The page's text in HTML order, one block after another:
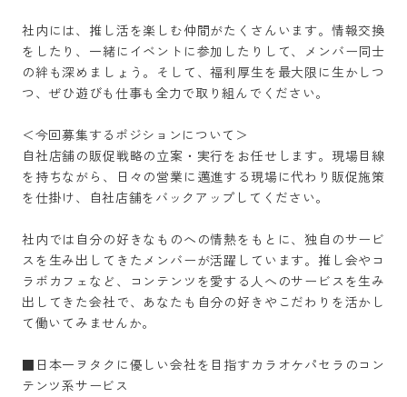
社内には、推し活を楽しむ仲間がたくさんいます。情報交換
をしたり、一緒にイベントに参加したりして、メンバー同士
の絆も深めましょう。そして、福利厚生を最大限に生かしつ
つ、ぜひ遊びも仕事も全力で取り組んでください。
＜今回募集するポジションについて＞
自社店舗の販促戦略の立案・実行をお任せします。現場目線
を持ちながら、日々の営業に邁進する現場に代わり販促施策
を仕掛け、自社店舗をバックアップしてください。
社内では自分の好きなものへの情熱をもとに、独自のサービ
スを生み出してきたメンバーが活躍しています。推し会やコ
ラボカフェなど、コンテンツを愛する人へのサービスを生み
出してきた会社で、あなたも自分の好きやこだわりを活かし
て働いてみませんか。
■日本一ヲタクに優しい会社を目指すカラオケパセラのコン
テンツ系サービス